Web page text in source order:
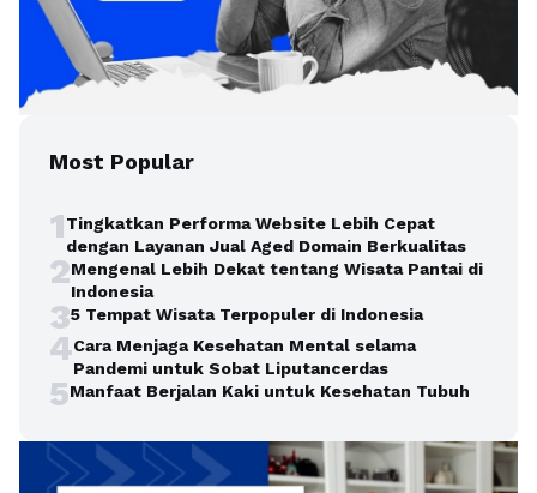
Most Popular
1Tingkatkan Performa Website Lebih Cepat
dengan Layanan Jual Aged Domain Berkualitas
2Mengenal Lebih Dekat tentang Wisata Pantai di
Indonesia
35 Tempat Wisata Terpopuler di Indonesia
4Cara Menjaga Kesehatan Mental selama
Pandemi untuk Sobat Liputancerdas
5Manfaat Berjalan Kaki untuk Kesehatan Tubuh